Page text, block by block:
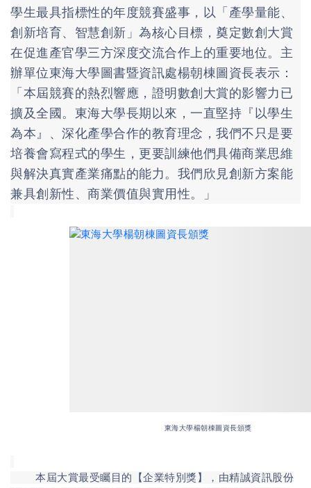
學生最具指標性的年度競賽盛事，以「產學量能、
創新培育、智慧創新」為核心目標，奠定數創大賞
在促進產官學三方深度交流合作上的重要地位。主
辦單位東海大學圖書暨資訊處楊朝棟圖資長表示：
「本屆競賽的熱烈響應，證明數創大賞的影響力已
擴及全國。東海大學長期以來，一直堅持『以學生
為本』、深化產學合作的教育理念，我們不只是要
培養會寫程式的學生，更要訓練他們具備商業思維
與解決真實產業痛點的能力。我們欣見創新方案能
兼具創新性、商業價值與實用性。」
東海大學楊朝棟圖資長頒獎
本屆大賞最受矚目的【企業特別獎】，由精誠資訊股份